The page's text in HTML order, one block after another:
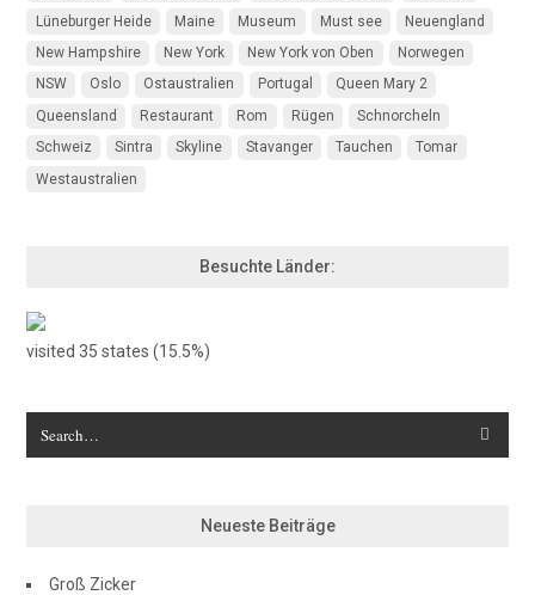
Lüneburger Heide
Maine Museum Must see
Neuengland
New Hampshire
New York New York von Oben
Norwegen
NSW
Oslo Ostaustralien Portugal
Queen Mary 2
Queensland
Restaurant Rom Rügen
Schnorcheln
Schweiz
Sintra Skyline Stavanger Tauchen
Tomar
Westaustralien
Besuchte Länder:
visited 35 states (15.5%)
Neueste Beiträge
Groß Zicker